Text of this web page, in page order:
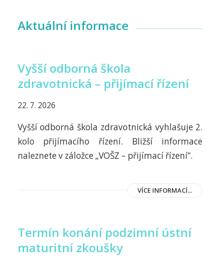
Aktuální informace
Vyšší odborná škola
zdravotnická – přijímací řízení
22. 7. 2026
Vyšší odborná škola zdravotnická vyhlašuje 2.
kolo přijímacího řízení. Bližší informace
naleznete v záložce „VOŠZ – přijímací řízení“.
VÍCE INFORMACÍ...
Termín konání podzimní ústní
maturitní zkoušky